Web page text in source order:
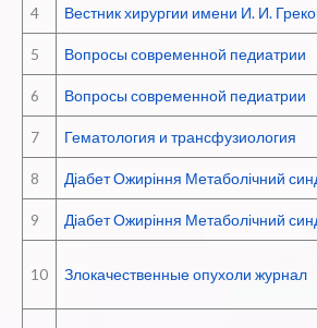
4 Вестник хирургии имени И. И.
5 Вопросы современной педиатрии
6 Вопросы современной педиатрии
7 Гематология и трансфузиология
8 Діабет Ожиріння Метаболічний
9 Діабет Ожиріння Метаболічний
10 Злокачественные опухоли журнал